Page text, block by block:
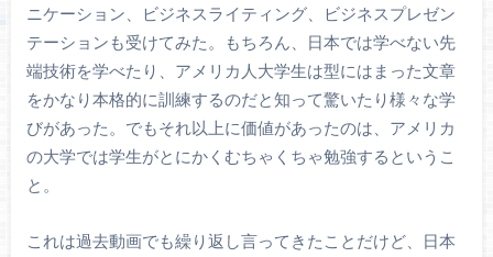
ニケーション、ビジネスライティング、ビジネスプレゼン
テーションも受けてみた。もちろん、日本では学べない先
端技術を学べたり、アメリカ人大学生は型にはまった文章
をかなり本格的に訓練するのだと知って驚いたり様々な学
びがあった。でもそれ以上に価値があったのは、アメリカ
の大学では学生がとにかくむちゃくちゃ勉強するというこ
と。
これは過去動画でも繰り返し言ってきたことだけど、日本